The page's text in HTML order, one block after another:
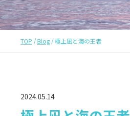
TOP Blog 極上凪と海の王者
2024.05.14